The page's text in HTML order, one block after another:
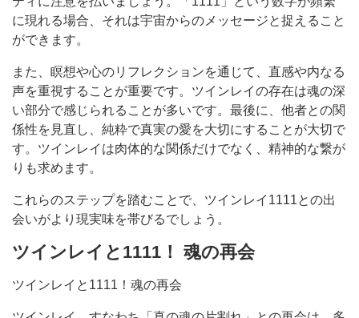
に現れる場合、それは宇宙からのメッセージと捉えること
ができます。
また、瞑想や心のリフレクションを通じて、直感や内なる
声を重視することが重要です。ツインレイの存在は魂の深
い部分で感じられることが多いです。最後に、他者との関
係性を見直し、純粋で真実の愛を大切にすることが大切で
す。ツインレイは肉体的な関係だけでなく、精神的な繋が
りも求めます。
これらのステップを踏むことで、ツインレイ1111との出
会いがより現実味を帯びるでしょう。
ツインレイと1111！ 魂の再会
ツインレイと1111！魂の再会